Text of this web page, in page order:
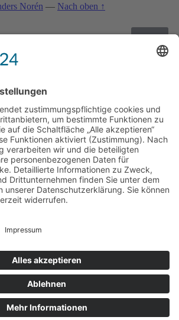
Norén — Nach oben ↑
der Suche nach einer
von einer Strategie zur nächsten zu
eine Strategie, die für dich funktioniert
dein Geld 🤑 in Aktien anlegen
Strategie für dich auf wenigen Seiten
sie dirkostenlos herunterladen👇
zum Aktien-Handbuch